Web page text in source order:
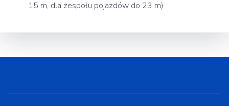
15 m, dla zespołu pojazdów do 23 m)